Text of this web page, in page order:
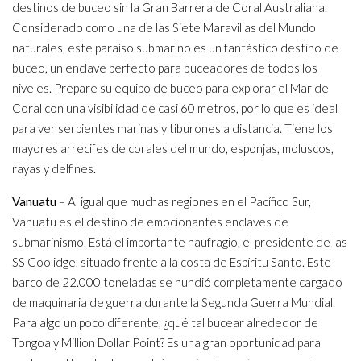
destinos de buceo sin la Gran Barrera de Coral Australiana.
Considerado como una de las Siete Maravillas del Mundo
naturales, este paraíso submarino es un fantástico destino de
buceo, un enclave perfecto para buceadores de todos los
niveles. Prepare su equipo de buceo para explorar el Mar de
Coral con una visibilidad de casi 60 metros, por lo que es ideal
para ver serpientes marinas y tiburones a distancia. Tiene los
mayores arrecifes de corales del mundo, esponjas, moluscos,
rayas y delfines.
Vanuatu – Al igual que muchas regiones en el Pacífico Sur,
Vanuatu es el destino de emocionantes enclaves de
submarinismo. Está el importante naufragio, el presidente de las
SS Coolidge, situado frente a la costa de Espíritu Santo. Este
barco de 22.000 toneladas se hundió completamente cargado
de maquinaria de guerra durante la Segunda Guerra Mundial.
Para algo un poco diferente, ¿qué tal bucear alrededor de
Tongoa y Million Dollar Point? Es una gran oportunidad para